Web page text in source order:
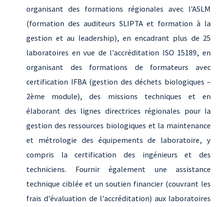
organisant des formations régionales avec l'ASLM
(formation des auditeurs SLIPTA et formation à la
gestion et au leadership), en encadrant plus de 25
laboratoires en vue de l'accréditation ISO 15189, en
organisant des formations de formateurs avec
certification IFBA (gestion des déchets biologiques –
2ème module), des missions techniques et en
élaborant des lignes directrices régionales pour la
gestion des ressources biologiques et la maintenance
et métrologie des équipements de laboratoire, y
compris la certification des ingénieurs et des
techniciens. Fournir également une assistance
technique ciblée et un soutien financier (couvrant les
frais d'évaluation de l'accréditation) aux laboratoires